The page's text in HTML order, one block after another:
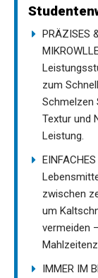
PRÄZISES
zum
Schmelzen
Textur und
Leistung.
zwischen
um
vermeiden
IMMER IM